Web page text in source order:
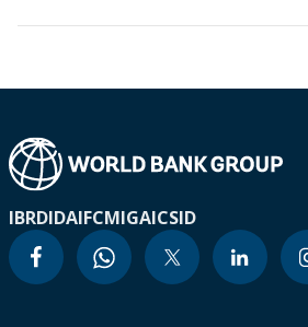
IBRDIDAIFCMIGAICSID